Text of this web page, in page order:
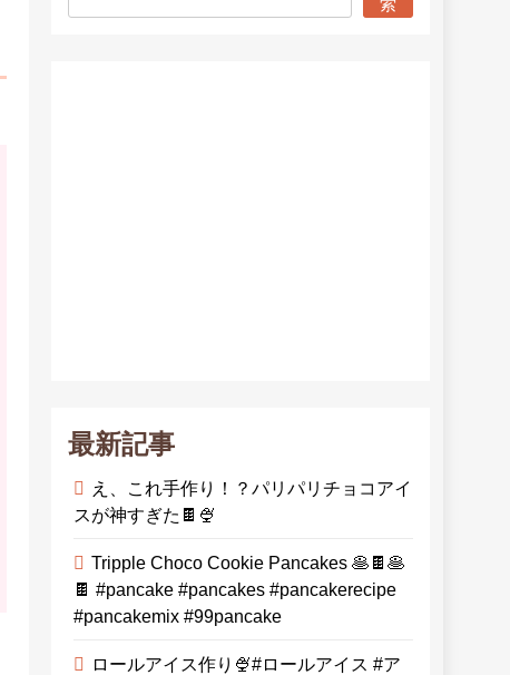
最新記事
え、これ手作り！？パリパリチョコアイ
スが神すぎた🍫🍨
Tripple Choco Cookie Pancakes 🥞🍫🥞
🍫 #pancake #pancakes #pancakerecipe
#pancakemix #99pancake
ロールアイス作り🍨#ロールアイス #ア